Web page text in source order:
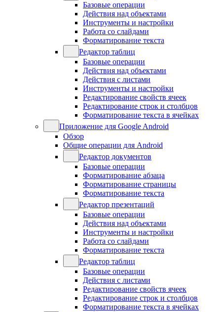
Базовые операции
Действия над объектами
Инструменты и настройки
Работа со слайдами
Форматирование текста
Редактор таблиц
Базовые операции
Действия над объектами
Действия с листами
Инструменты и настройки
Редактирование свойств ячеек
Редактирование строк и столбцов
Форматирование текста в ячейках
Приложение для Google Android
Обзор
Общие операции для Android
Редактор документов
Базовые операции
Форматирование абзаца
Форматирование страницы
Форматирование текста
Редактор презентаций
Базовые операции
Действия над объектами
Инструменты и настройки
Работа со слайдами
Форматирование текста
Редактор таблиц
Базовые операции
Действия с листами
Редактирование свойств ячеек
Редактирование строк и столбцов
Форматирование текста в ячейках